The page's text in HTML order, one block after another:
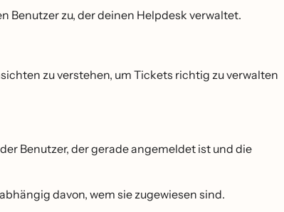
Benutzer zu, der deinen Helpdesk verwaltet.
zu verstehen, um Tickets richtig zu verwalten
Benutzer, der gerade angemeldet ist und die
davon, wem sie zugewiesen sind.